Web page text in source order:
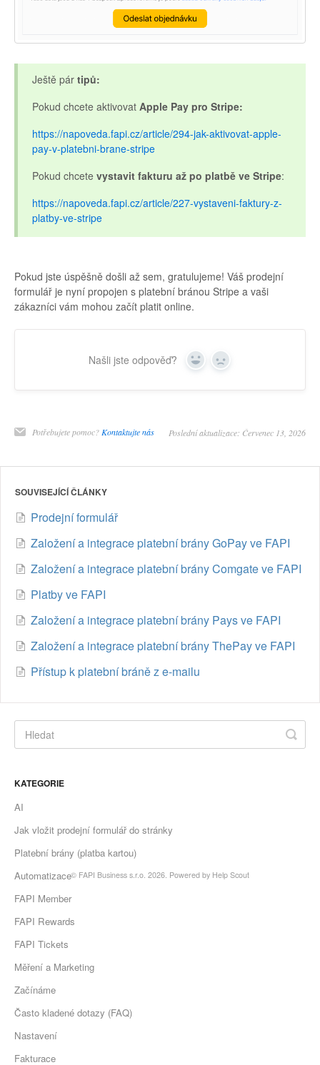
Ještě pár tipů:
Pokud chcete aktivovat Apple Pay pro Stripe:
https://napoveda.fapi.cz/article/294-jak-aktivovat-apple-
pay-v-platebni-brane-stripe
Pokud chcete vystavit fakturu až po platbě ve Stripe:
https://napoveda.fapi.cz/article/227-vystaveni-faktury-z-
platby-ve-stripe
Pokud jste úspěšně došli až sem, gratulujeme! Váš prodejní
formulář je nyní propojen s platební bránou Stripe a vaši
zákazníci vám mohou začít platit online.
Našli jste odpověď? Yes No
Potřebujete pomoc? Kontaktujte nás Poslední aktualizace: Červenec 13, 2026
SOUVISEJÍCÍ ČLÁNKY
Prodejní formulář
Založení a integrace platební brány GoPay ve FAPI
Založení a integrace platební brány Comgate ve FAPI
Platby ve FAPI
Založení a integrace platební brány Pays ve FAPI
Založení a integrace platební brány ThePay ve FAPI
Přístup k platební bráně z e-mailu
KATEGORIE
AI
Jak vložit prodejní formulář do stránky
Platební brány (platba kartou)
Automatizace
FAPI Member
FAPI Rewards
FAPI Tickets
Měření a Marketing
Začínáme
Často kladené dotazy (FAQ)
Nastavení
Fakturace
© FAPI Business s.r.o. 2026. Powered by Help Scout